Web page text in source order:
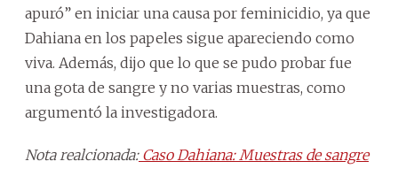
apuró” en iniciar una causa por feminicidio, ya que
Dahiana en los papeles sigue apareciendo como
viva. Además, dijo que lo que se pudo probar fue
una gota de sangre y no varias muestras, como
argumentó la investigadora.
Nota realcionada:Caso Dahiana: Muestras de sangre